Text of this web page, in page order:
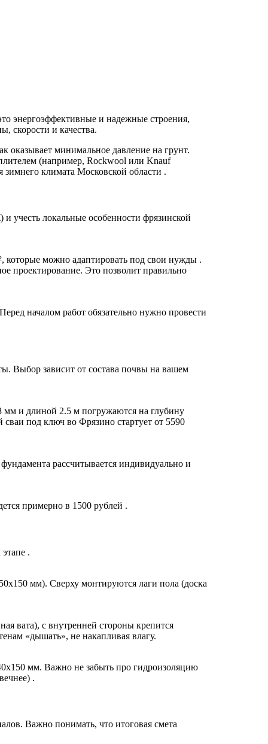
энергоэффективные и надежные строения,
скорости и качества.
минимальное давление на грунт.
(например, Rockwool или Knauf
климата Московской области .
учесть локальные особенности фрязинской
которые можно адаптировать под свои нужды .
проектирование. Это позволит правильно
началом работ обязательно нужно провести
Выбор зависит от состава почвы на вашем
мм и длиной 2.5 м погружаются на глубину
под ключ во Фрязино стартует от 5590
рассчитывается индивидуально и
примерно в 1500 рублей .
.
мм). Сверху монтируются лаги пола (доска
вата), с внутренней стороны крепится
«дышать», не накапливая влагу.
мм. Важно не забыть про гидроизоляцию
.
Важно понимать, что итоговая смета